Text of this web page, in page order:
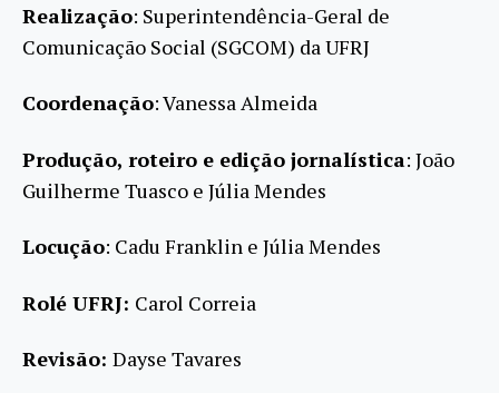
Realização: Superintendência-Geral de
Comunicação Social (SGCOM) da UFRJ
Coordenação: Vanessa Almeida
Produção, roteiro e edição jornalística: João
Guilherme Tuasco e Júlia Mendes
Locução: Cadu Franklin e Júlia Mendes
Rolé UFRJ: Carol Correia
Revisão: Dayse Tavares